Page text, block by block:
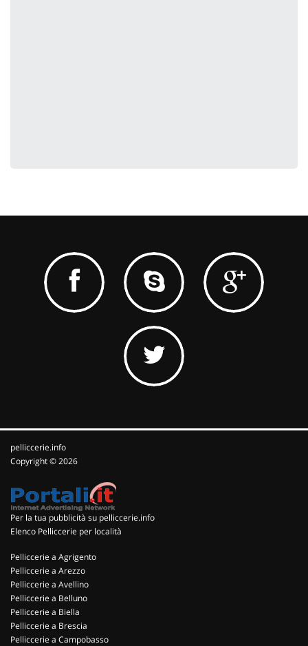
pelliccerie.info
Copyright © 2026
Per la tua pubblicità su pelliccerie.info
Elenco Pelliccerie per località
Pelliccerie a Agrigento
Pelliccerie a Arezzo
Pelliccerie a Avellino
Pelliccerie a Belluno
Pelliccerie a Biella
Pelliccerie a Brescia
Pelliccerie a Campobasso